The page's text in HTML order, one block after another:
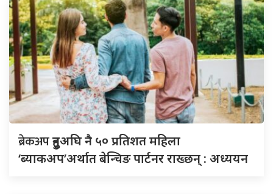
ब्रेकअपहुनुअघि नै ५० प्रतिशत महिला
‘ब्याकअप’अर्थात बेन्चिङ पार्टनर राख्छन् : अध्ययन